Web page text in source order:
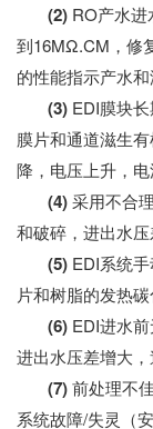
(2) RO产水
到16MΩ.CM，修
的性能指示产水和
(3) EDI膜块
膜片和通道滋生
降，电压上升，电
(4)采用不合
和破碎，进出水
(5) EDI系统
片和树脂的发热
(6) EDI进水
进出水压差增大，
(7)前处理不
系统故障/失灵（